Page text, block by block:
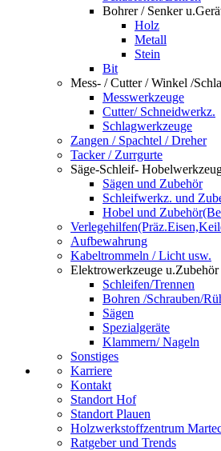
Bohrer / Senker
Holz
Metall
Stein
Bit
Mess- / Cutter / Winkel /
Messwerkzeuge
Cutter/ Schneidwerkz.
Schlagwerkzeuge
Zangen / Spachtel / Dreher
Tacker / Zurrgurte
Säge-Schleif-
Sägen und Zubehör
Schleifwerkz. und
Hobel und
Aufbewahrung
Kabeltrommeln / Licht usw.
Elektrowerkzeuge u.Zubehör
Schleifen/Trennen
Bohren /Schrauben/
Sägen
Spezialgeräte
Klammern/ Nageln
Sonstiges
Karriere
Kontakt
Standort Hof
Standort Plauen
Holzwerkstoffzentrum
Ratgeber und Trends